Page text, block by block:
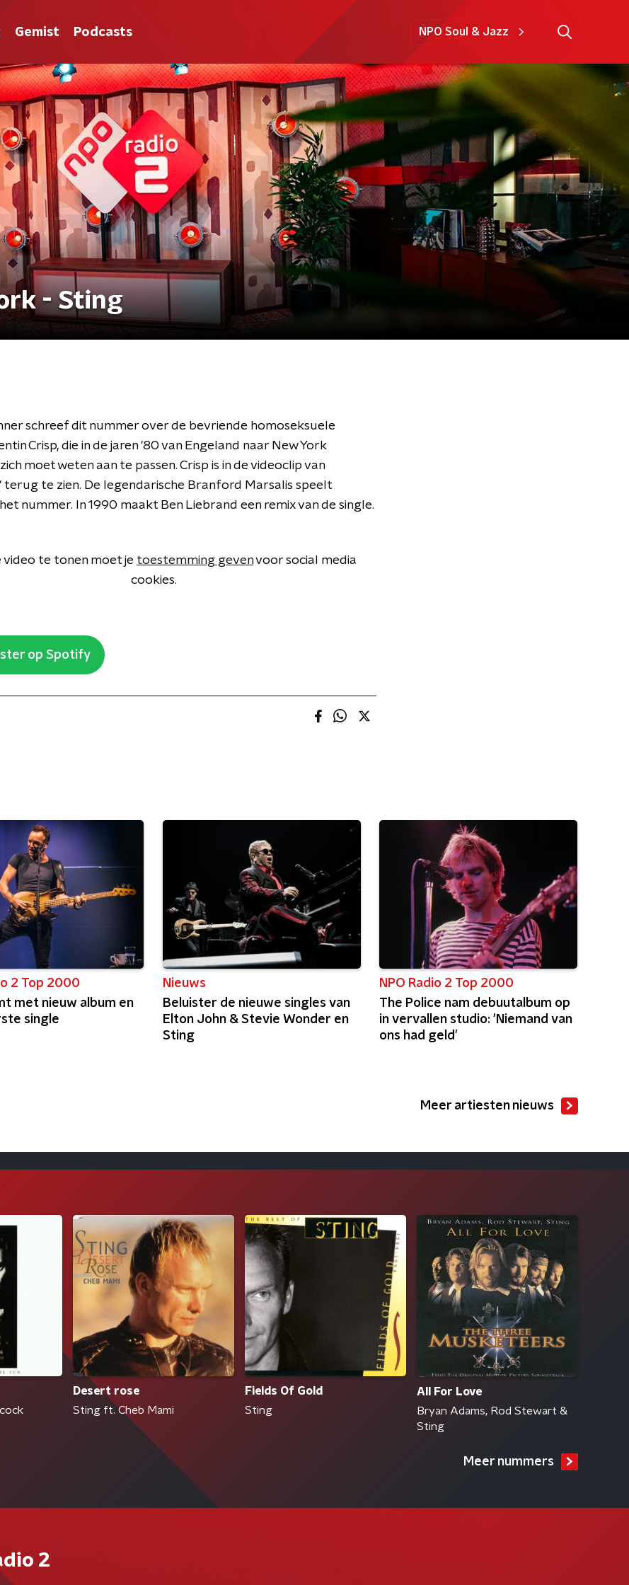
Gemist Podcasts NPO Soul & Jazz
- Sting
schreef dit nummer over de bevriende homoseksuele
Crisp, die in de jaren '80 van Engeland naar New York
moet weten aan te passen. Crisp is in de videoclip van
terug te zien. De legendarische Branford Marsalis speelt
nummer. In 1990 maakt Ben Liebrand een remix van de single.
video te tonen moet je toestemming gevenvoor social media
cookies.
op Spotify
2 Top 2000
met nieuw album en
single
Nieuws
Beluister de nieuwe singles van
Elton John & Stevie Wonder en
Sting
NPO Radio 2 Top 2000
The Police nam debuutalbum op
in vervallen studio: 'Niemand van
ons had geld'
Meer artiesten nieuws
Desert rose
Sting ft. Cheb Mami
Fields Of Gold
Sting
All For Love
Bryan Adams, Rod Stewart &
Sting
Meer nummers
2